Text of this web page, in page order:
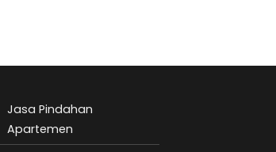
Jasa Pindahan
Apartemen